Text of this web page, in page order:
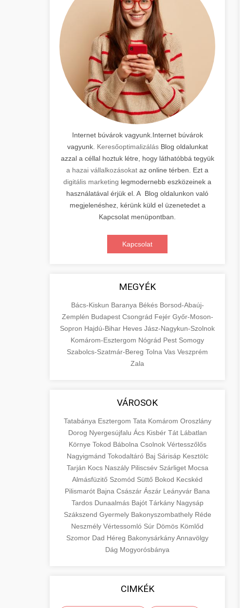
Internet búvárok vagyunk.Internet búvárok
vagyunk. KeresőoptimalizálásBlog oldalunkat
azzal a céllal hoztuk létre, hogy láthatóbbá tegyük
a hazai vállalkozásokat az online térben. Ezt a
digitális marketing legmodernebb eszközeinek a
használatával érjük el. A Blog oldalunkon való
megjelenéshez, kérünk küld el üzenetedet a
Kapcsolat menüpontban.
Kapcsolat
MEGYÉK
Bács-Kiskun Baranya Békés Borsod-Abaúj-
Zemplén Budapest Csongrád Fejér Győr-Moson-
Sopron Hajdú-Bihar Heves Jász-Nagykun-Szolnok
Komárom-Esztergom Nógrád Pest Somogy
Szabolcs-Szatmár-Bereg Tolna Vas Veszprém
Zala
VÁROSOK
Tatabánya Esztergom Tata Komárom Oroszlány
Dorog Nyergesújfalu Ács Kisbér Tát Lábatlan
Környe Tokod Bábolna Csolnok Vértesszőlős
Nagyigmánd Tokodaltáró Baj Sárisáp Kesztölc
Tarján Kocs Naszály Piliscsév Szárliget Mocsa
Almásfüzitő Szomód Süttő Bokod Kecskéd
Pilismarót Bajna Császár Ászár Leányvár Bana
Tardos Dunaalmás Bajót Tárkány Nagysáp
Szákszend Gyermely Bakonyszombathely Réde
Neszmély Vértessomló Súr Dömös Kömlőd
Szomor Dad Héreg BakonysárkányAnnavölgy
Dág Mogyorósbánya
CIMKÉK